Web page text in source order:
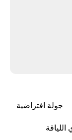
جولة افتراضية
اللياقة